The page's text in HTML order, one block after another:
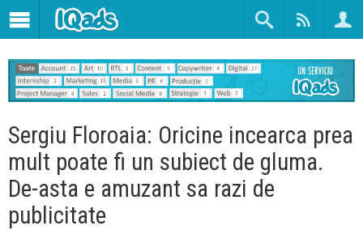
Sergiu Floroaia: Oricine incearca prea
mult poate fi un subiect de gluma.
De-asta e amuzant sa razi de
publicitate